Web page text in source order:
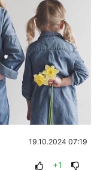
19.10.2024 07:19
+1